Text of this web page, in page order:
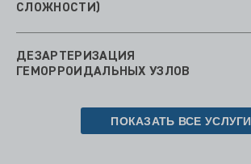
СЛОЖНОСТИ)
ДЕЗАРТЕРИЗАЦИЯ
ГЕМОРРОИДАЛЬНЫХ УЗЛОВ
ПОКАЗАТЬ ВСЕ УСЛУГИ